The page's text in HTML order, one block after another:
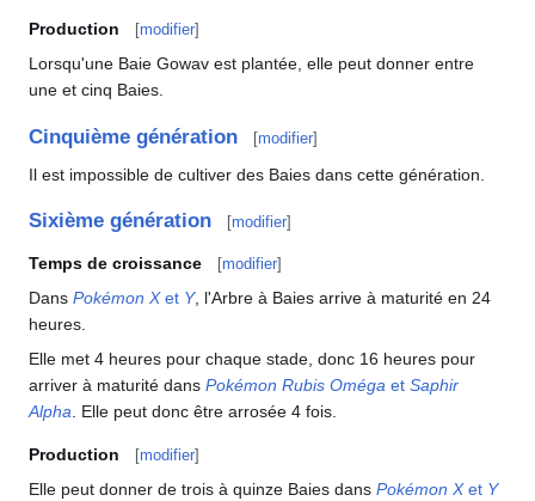
Production [modifier]
Lorsqu'une Baie Gowav est plantée, elle peut donner entre
une et cinq Baies.
Cinquième génération [modifier]
Il est impossible de cultiver des Baies dans cette génération.
Sixième génération [modifier]
Temps de croissance [modifier]
Dans Pokémon Xet Y, l'Arbre à Baies arrive à maturité en 24
heures.
Elle met 4 heures pour chaque stade, donc 16 heures pour
arriver à maturité dans Pokémon Rubis Oméga et Saphir
Alpha. Elle peut donc être arrosée 4 fois.
Production [modifier]
Elle peut donner de trois à quinze Baies dans Pokémon Xet Y